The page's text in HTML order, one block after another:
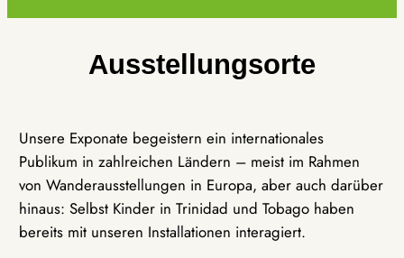
Ausstellungsorte
Unsere Exponate begeistern ein internationales
Publikum in zahlreichen Ländern – meist im Rahmen
von Wanderausstellungen in Europa, aber auch darüber
hinaus: Selbst Kinder in Trinidad und Tobago haben
bereits mit unseren Installationen interagiert.